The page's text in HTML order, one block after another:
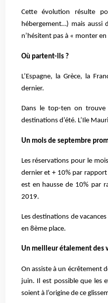
Cette évolution résulte
hébergement…) mais aussi
n’hésitent pas à « monter
Où partent-ils ?
L’Espagne, la Grèce, la
dernier.
Dans le top-ten on trouve
destinations d’été. L’Ile
Un mois de septembre
Les réservations pour le
dernier et + 10% par
est en hausse de 10% par
2019.
Les destinations de
en 8ème place.
Un meilleur étalement des
On assiste à un écrêtement
juin. Il est possible que les
soient à l’origine de ce